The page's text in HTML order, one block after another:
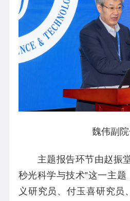
魏伟副
主题报告环节由赵振
秒光科学与技术”这一主
义研究员、付玉喜研究员